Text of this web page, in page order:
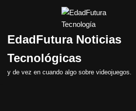
al
EdadFutura Noticias
Tecnológicas
y de vez en cuando algo sobre videojuegos.